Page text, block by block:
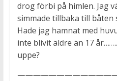
drog förbi på himlen. Jag
simmade tillbaka till båten
Hade jag hamnat med
inte blivit äldre än 17
uppe?